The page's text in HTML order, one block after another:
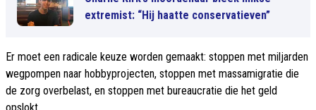
extremist: “Hij haatte conservatieven”
Er moet een radicale keuze worden gemaakt: stoppen met miljarden
wegpompen naar hobbyprojecten, stoppen met massamigratie die
de zorg overbelast, en stoppen met bureaucratie die het geld